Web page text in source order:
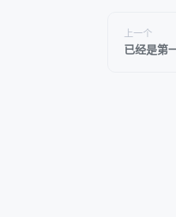
上一个
已经是第